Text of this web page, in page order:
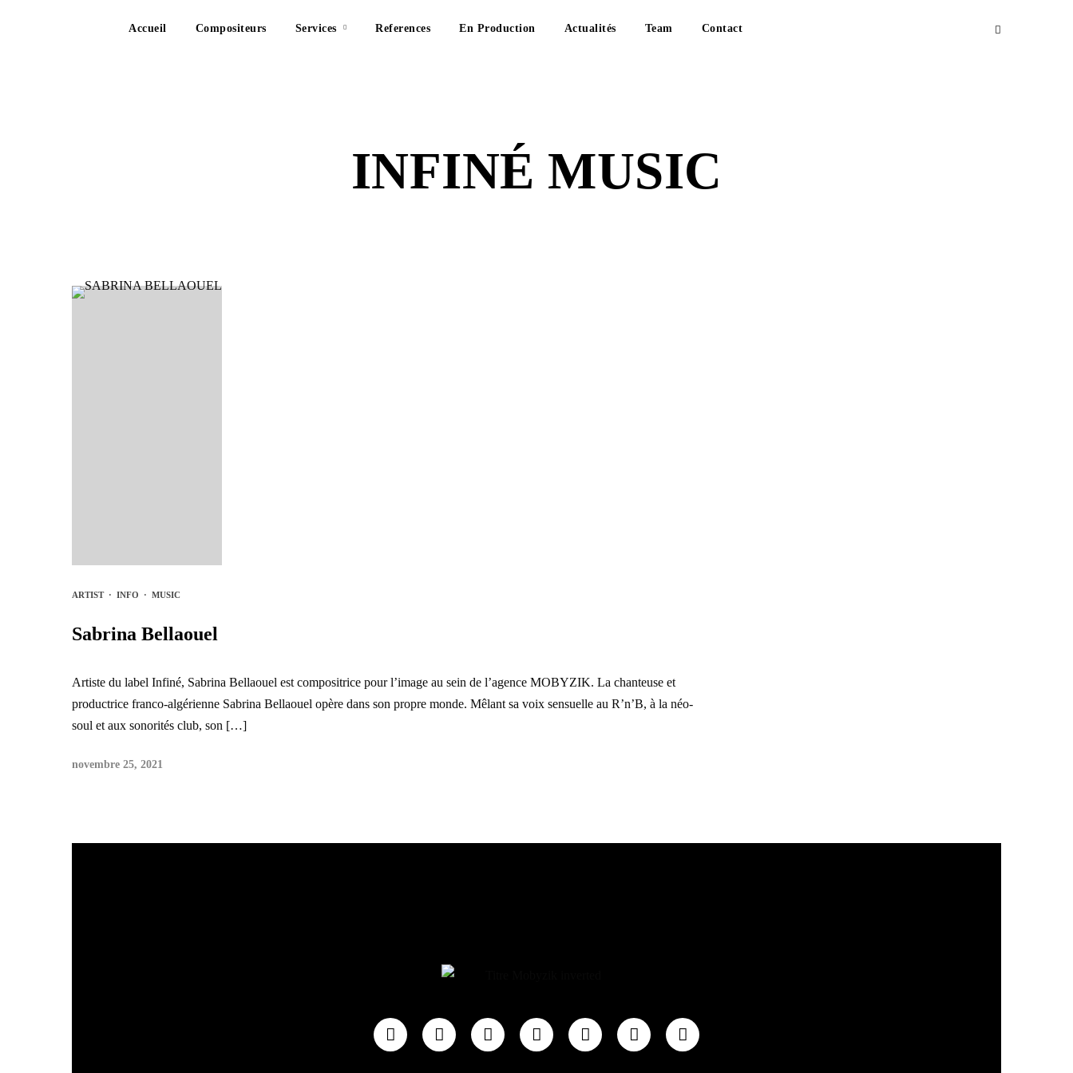
Accueil Compositeurs Services References En Production Actualités Team Contact
INFINÉ MUSIC
ARTIST· INFO · MUSIC
Sabrina Bellaouel
Artiste du label Infiné, Sabrina Bellaouel est compositrice pour l’image au sein de l’agence MOBYZIK. La chanteuse et
productrice franco-algérienne Sabrina Bellaouel opère dans son propre monde. Mêlant sa voix sensuelle au R’n’B, à la néo-
soul et aux sonorités club, son […]
novembre 25, 2021